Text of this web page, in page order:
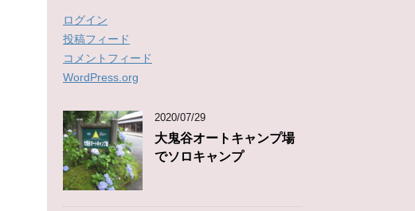
ログイン
投稿フィード
コメントフィード
WordPress.org
2020/07/29
大鬼谷オートキャンプ場
でソロキャンプ